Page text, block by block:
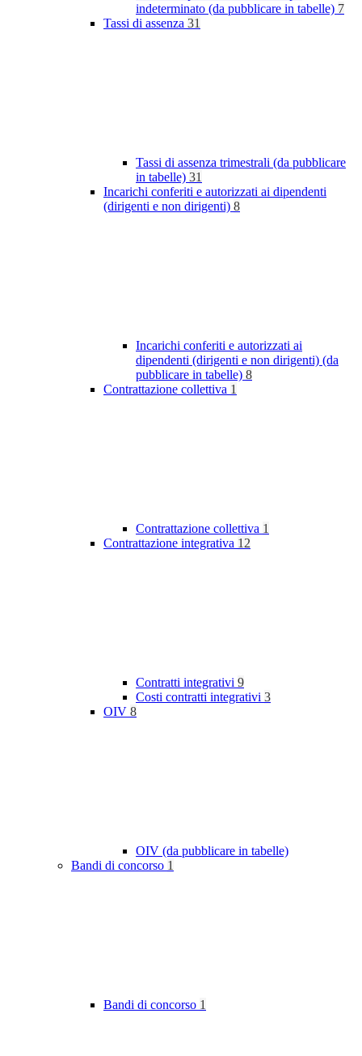
indeterminato (da pubblicare in tabelle) 7
Tassi di assenza 31
Tassi di assenza trimestrali (da pubblicare
in tabelle) 31
Incarichi conferiti e autorizzati ai dipendenti
(dirigenti e non dirigenti) 8
Incarichi conferiti e autorizzati ai
dipendenti (dirigenti e non dirigenti) (da
pubblicare in tabelle) 8
Contrattazione collettiva 1
Contrattazione collettiva 1
Contrattazione integrativa 12
Contratti integrativi 9
Costi contratti integrativi 3
OIV 8
OIV (da pubblicare in tabelle)
Bandi di concorso 1
Bandi di concorso 1